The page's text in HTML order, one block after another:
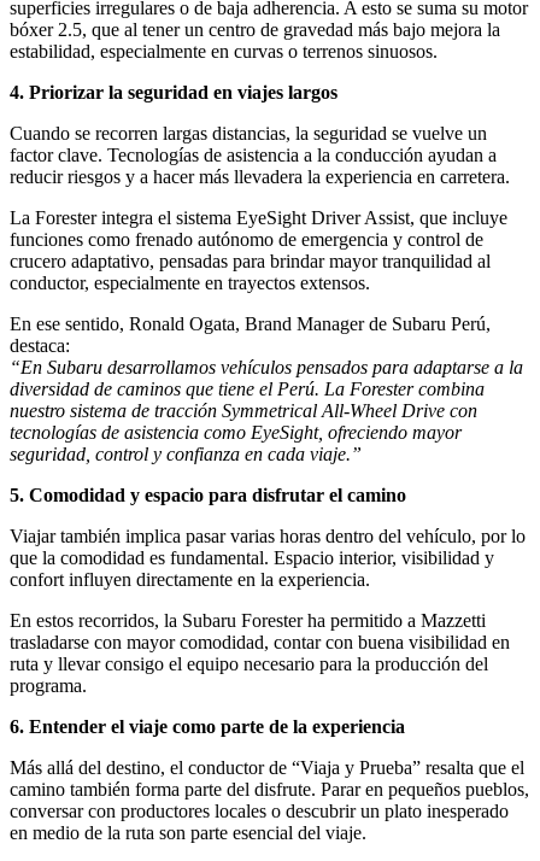
superficies irregulares o de baja adherencia. A esto se suma su motor
bóxer 2.5, que al tener un centro de gravedad más bajo mejora la
estabilidad, especialmente en curvas o terrenos sinuosos.
4. Priorizar la seguridad en viajes largos
Cuando se recorren largas distancias, la seguridad se vuelve un
factor clave. Tecnologías de asistencia a la conducción ayudan a
reducir riesgos y a hacer más llevadera la experiencia en carretera.
La Forester integra el sistema EyeSight Driver Assist, que incluye
funciones como frenado autónomo de emergencia y control de
crucero adaptativo, pensadas para brindar mayor tranquilidad al
conductor, especialmente en trayectos extensos.
En ese sentido, Ronald Ogata, Brand Manager de Subaru Perú,
destaca:
“En Subaru desarrollamos vehículos pensados para adaptarse a la
diversidad de caminos que tiene el Perú. La Forester combina
nuestro sistema de tracción Symmetrical All-Wheel Drive con
tecnologías de asistencia como EyeSight, ofreciendo mayor
seguridad, control y confianza en cada viaje.”
5. Comodidad y espacio para disfrutar el camino
Viajar también implica pasar varias horas dentro del vehículo, por lo
que la comodidad es fundamental. Espacio interior, visibilidad y
confort influyen directamente en la experiencia.
En estos recorridos, la Subaru Forester ha permitido a Mazzetti
trasladarse con mayor comodidad, contar con buena visibilidad en
ruta y llevar consigo el equipo necesario para la producción del
programa.
6. Entender el viaje como parte de la experiencia
Más allá del destino, el conductor de “Viaja y Prueba” resalta que el
camino también forma parte del disfrute. Parar en pequeños pueblos,
conversar con productores locales o descubrir un plato inesperado
en medio de la ruta son parte esencial del viaje.